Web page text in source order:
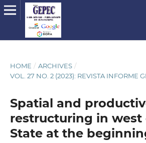
HOME / ARCHIVES /
VOL. 27 NO. 2 (2023): REVISTA INFORME
Spatial and
restructuring in west
State at the